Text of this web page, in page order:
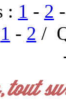
: 1 - 2
1 - 2 /